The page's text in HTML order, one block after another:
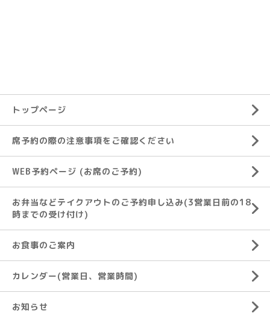
トップページ
席予約の際の注意事項をご確認ください
WEB予約ページ (お席のご予約)
お弁当などテイクアウトのご予約申し込み(3営業日前の18
時までの受け付け)
お食事のご案内
カレンダー(営業日、営業時間)
お知らせ